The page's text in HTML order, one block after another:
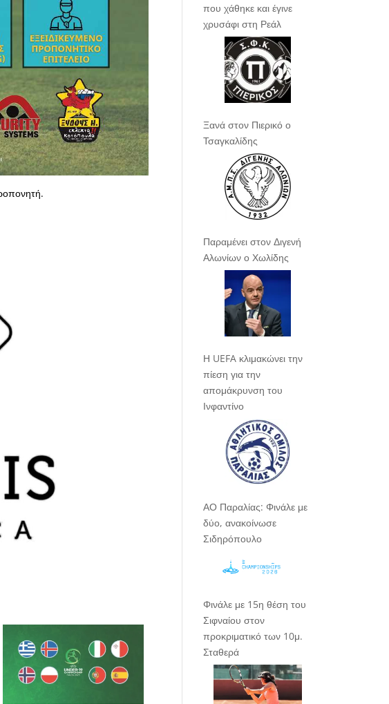
που χάθηκε και έγινε
χρυσάφι στη Ρεάλ
Ξανά στον Πιερικό ο
Τσαγκαλίδης
Παραμένει στον Διγενή
Αλωνίων ο Χωλίδης
Η UEFA κλιμακώνει την
πίεση για την
απομάκρυνση του
Ινφαντίνο
ΑΟ Παραλίας: Φινάλε με
δύο, ανακοίνωσε
Σιδηρόπουλο
Φινάλε με 15η θέση του
Σιφναίου στον
προκριματικό των 10μ.
Σταθερά